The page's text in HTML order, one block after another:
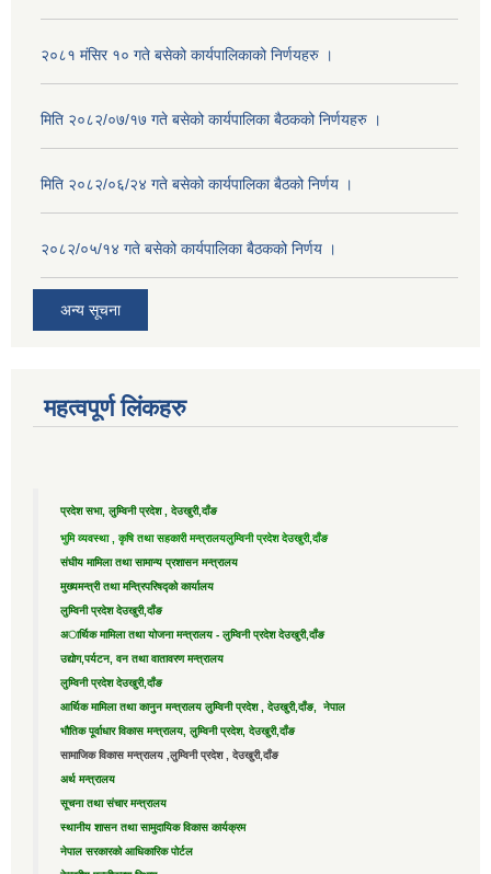
२०८१ मंसिर १० गते बसेको कार्यपालिकाको निर्णयहरु ।
मिति २०८२/०७/१७ गते बसेको कार्यपालिका बैठकको निर्णयहरु ।
मिति २०८२/०६/२४ गते बसेको कार्यपालिका बैठको निर्णय ।
२०८२/०५/१४ गते बसेको कार्यपालिका बैठकको निर्णय ।
अन्य सूचना
महत्वपूर्ण लिंकहरु
प्रदेश सभा, लुम्विनी प्रदेश , देउखुरी,दाँङ
भुमि व्यवस्था , कृषि तथा सहकारी मन्त्रालयलुम्विनी प्रदेश देउखुरी,दाँङ
संघीय मामिला तथा सामान्य प्रशासन मन्त्रालय
मुख्यमन्त्री तथा मन्त्रिपरिषद्को कार्यालय
लुम्विनी प्रदेश देउखुरी,दाँङ
अार्थिक मामिला तथा योजना मन्त्रालय - लुम्विनी प्रदेश देउखुरी,दाँङ
उद्याेग,पर्यटन, वन तथा वातावरण मन्त्रालय
लुम्विनी प्रदेश देउखुरी,दाँङ
आर्थिक मामिला तथा कानुन मन्त्रालय लुम्विनी प्रदेश , देउखुरी,दाँङ, नेपाल
भौतिक पूर्वाधार विकास मन्त्रालय, लुम्विनी प्रदेश, देउखुरी,दाँङ
सामाजिक विकास मन्त्रालय ,लुम्विनी प्रदेश , देउखुरी,दाँङ
अर्थ मन्त्रालय
सूचना तथा संचार मन्त्रालय
स्थानीय शासन तथा सामुदायिक विकास कार्यक्रम
नेपाल सरकारको आधिकारिक पोर्टल